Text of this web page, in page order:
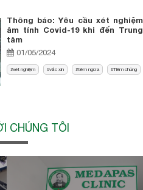
Thông báo: Yêu cầu xét nghiệm
âm tính Covid-19 khi đến Trung
tâm
01/05/2024
xét nghiệm vắc xin tiêm ngừa Tiêm chủng
CHÚNG TÔI